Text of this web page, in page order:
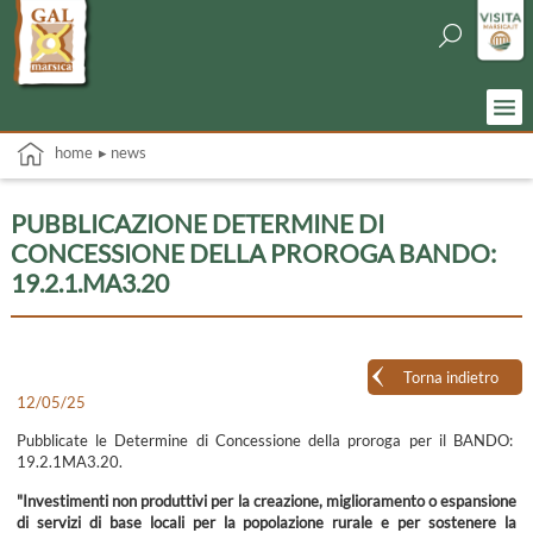
home ▸ news
PUBBLICAZIONE DETERMINE DI
CONCESSIONE DELLA PROROGA BANDO:
19.2.1.MA3.20
Torna indietro
12/05/25
Pubblicate le Determine di Concessione della proroga per il BANDO:
19.2.1MA3.20.
"Investimenti non produttivi per la creazione, miglioramento o espansione
di servizi di base locali per la popolazione rurale e per sostenere la